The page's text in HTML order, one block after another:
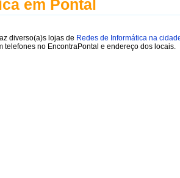
em Pontal
diverso(a)s lojas de Redes de Informática na
telefones no EncontraPontal e endereço dos locais.